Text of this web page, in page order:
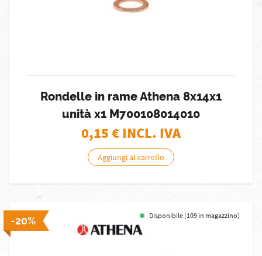
Rondelle in rame Athena 8x14x1
unità x1 M700108014010
0,15€ INCL. IVA
Aggiungi al carrello
-20% Disponibile [109 in magazzino]